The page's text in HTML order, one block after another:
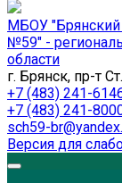
МБОУ "Брянский
№59" -
области
г. Брянск, пр-т
+7 (483) 241-
+7 (483) 241-
sch59-
Версия для